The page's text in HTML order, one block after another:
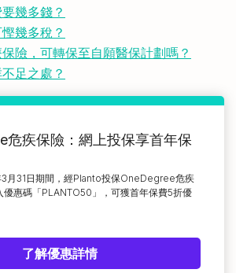
幾多錢？
幾多稅？
險，可轉保至自願醫保計劃嗎？
足之處？
危疾保險：網上投保享首年保
月31日期間，經Planto投保OneDegree危疾
優惠碼「PLANTO50」，可獲首年保費5折優
了解優惠詳情